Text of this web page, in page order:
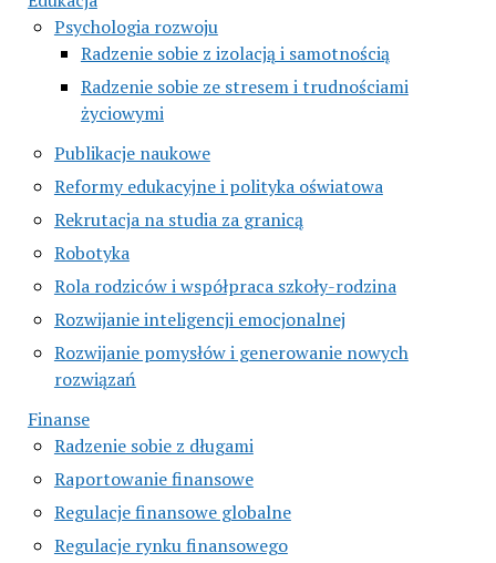
Psychologia rozwoju
Radzenie sobie z izolacją i samotnością
Radzenie sobie ze stresem i trudnościami
życiowymi
Publikacje naukowe
Reformy edukacyjne i polityka oświatowa
Rekrutacja na studia za granicą
Robotyka
Rola rodziców i współpraca szkoły-rodzina
Rozwijanie inteligencji emocjonalnej
Rozwijanie pomysłów i generowanie nowych
rozwiązań
Finanse
Radzenie sobie z długami
Raportowanie finansowe
Regulacje finansowe globalne
Regulacje rynku finansowego